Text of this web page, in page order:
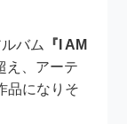
バム 『I AM
え、アーテ
品になりそ